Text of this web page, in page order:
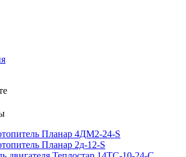
Планар 4ДМ2-24-S
Планар 2д-12-S